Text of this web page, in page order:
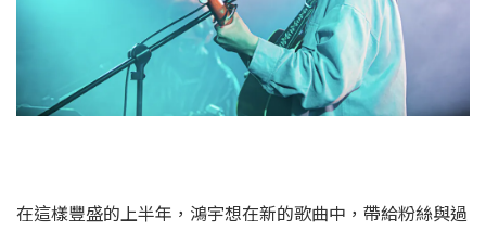
在這樣豐盛的上半年，鴻宇想在新的歌曲中，帶給粉絲與過